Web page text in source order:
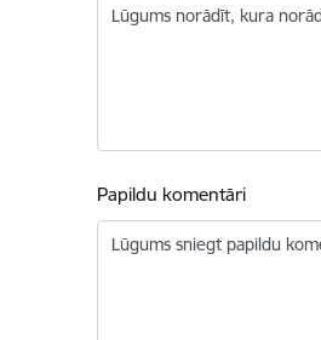
Lūgums norādīt, kura
Papildu komentāri
Lūgums sniegt papildu